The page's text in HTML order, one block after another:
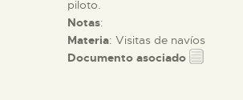
piloto.
Notas:
Materia: Visitas de navíos
Documento asociado